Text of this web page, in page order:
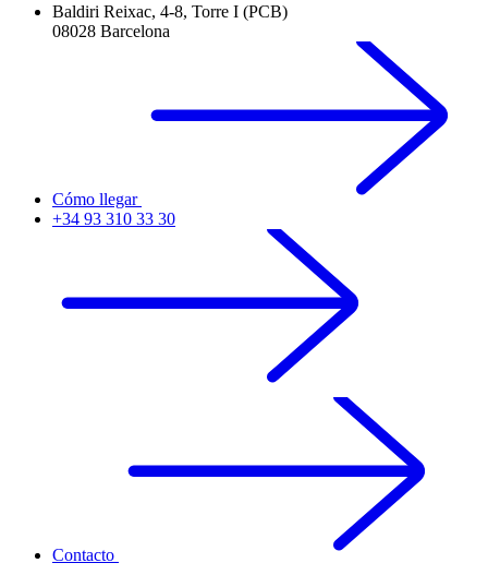
Baldiri Reixac, 4-8, Torre I (PCB)
08028 Barcelona
Cómo llegar
+34 93 310 33 30
Contacto